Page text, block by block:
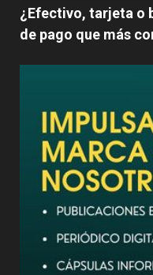
¿Efectivo, tarjeta o
de pago que más